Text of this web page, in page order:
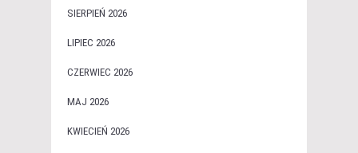
SIERPIEŃ 2026
LIPIEC 2026
CZERWIEC 2026
MAJ 2026
KWIECIEŃ 2026